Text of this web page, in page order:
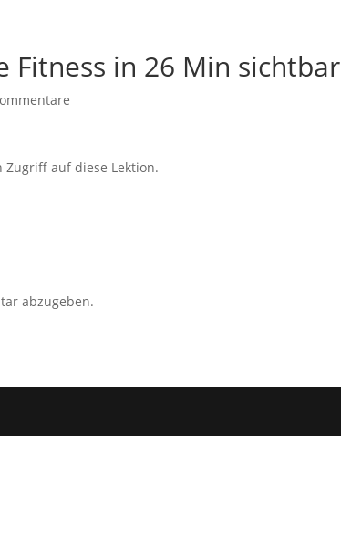
Fitness in 26 Min sichtbar
Zugriff auf diese Lektion.
abzugeben.